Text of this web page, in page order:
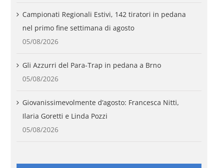
Campionati Regionali Estivi, 142 tiratori in pedana
nel primo fine settimana di agosto
05/08/2026
Gli Azzurri del Para-Trap in pedana a Brno
05/08/2026
Giovanissimevolmente d’agosto: Francesca Nitti,
Ilaria Goretti e Linda Pozzi
05/08/2026